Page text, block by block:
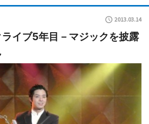
2013.03.14
イブ5年目－マジックを披露